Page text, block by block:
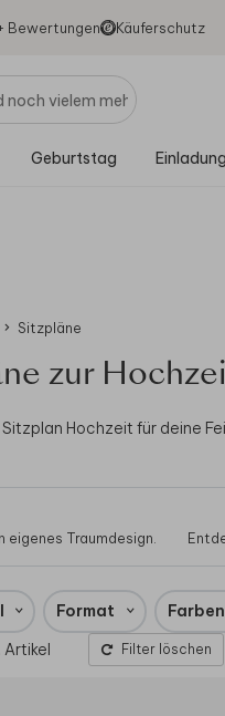
Bewertungen Käuferschutz
Geburtstag
Sitzpläne
zur
Hochzeit für deine
Traumdesign.
Format Farben
Artikel Filter löschen